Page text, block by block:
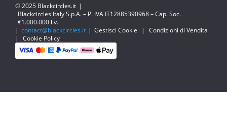
© 2025 Blackcircles.it |
Blackcircles Italy S.p.A. – P. IVA IT12885390968 – Cap. Soc.
€1.000.000 i.v.
| contact@blackcircles.it | Gestisci Cookie |
Condizioni di Vendita
|
Cookie Policy